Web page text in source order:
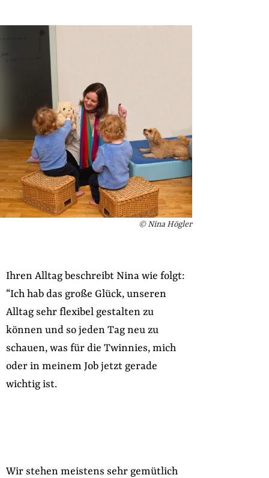
© Nina Högler
Ihren Alltag beschreibt Nina wie folgt:
“Ich hab das große Glück, unseren
Alltag sehr flexibel gestalten zu
können und so jeden Tag neu zu
schauen, was für die Twinnies, mich
oder in meinem Job jetzt gerade
wichtig ist.
Wir stehen meistens sehr gemütlich